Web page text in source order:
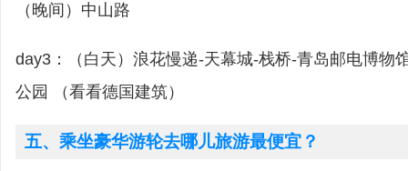
（晚间）中山路
day3：（白天）浪花慢递-天幕城-栈桥-青岛邮电博物
公园 （看看德国建筑）
五、乘坐豪华游轮去哪儿旅游最便宜？